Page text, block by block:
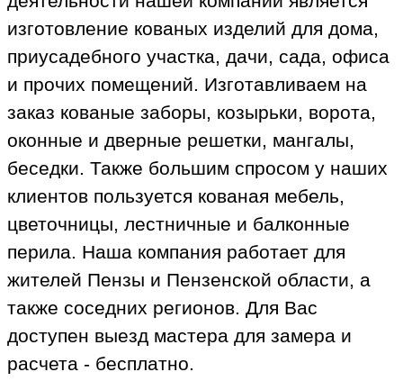
изготовление кованых изделий для дома,
приусадебного участка, дачи, сада, офиса
и прочих помещений. Изготавливаем на
заказ кованые заборы, козырьки, ворота,
оконные и дверные решетки, мангалы,
беседки. Также большим спросом у наших
клиентов пользуется кованая мебель,
цветочницы, лестничные и балконные
перила. Наша компания работает для
жителей Пензы и Пензенской области, а
также соседних регионов. Для Вас
доступен выезд мастера для замера и
расчета - бесплатно.